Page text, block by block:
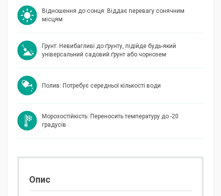
Відношення до сонця: Віддає перевагу сонячним
місцям
Грунт: Невибагливі до ґрунту, підійде будь-який
універсальний садовий ґрунт або чорнозем
Полив: Потребує середньої кількості води
Морозостійкість: Переносить температуру до -20
градусів
Опис